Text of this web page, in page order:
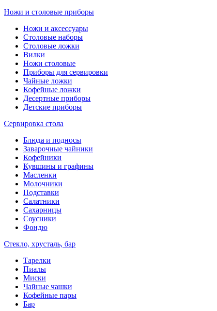
Ножи и столовые приборы
Ножи и аксессуары
Столовые наборы
Столовые ложки
Вилки
Ножи столовые
Приборы для сервировки
Чайные ложки
Кофейные ложки
Десертные приборы
Детские приборы
Сервировка стола
Блюда и подносы
Заварочные чайники
Кофейники
Кувшины и графины
Масленки
Молочники
Подставки
Салатники
Сахарницы
Соусники
Фондю
Стекло, хрусталь, бар
Тарелки
Пиалы
Миски
Чайные чашки
Кофейные пары
Бар